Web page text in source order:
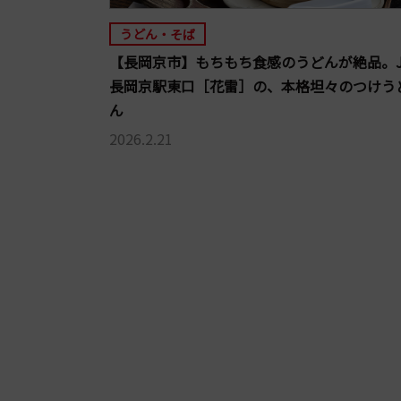
うどん・そば
【長岡京市】もちもち食感のうどんが絶品。
長岡京駅東口［花雷］の、本格坦々のつけう
ん
2026.2.21